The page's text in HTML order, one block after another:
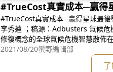
#TrueCost真實成本─贏得
#TrueCost真實成本─贏得星球最後戰爭！ 翻譯：劉妙慈、李秀
李秀蓮 ；稿源：Adbusters 氣候危機的解方 匯聚各式各樣綠色能源及生態
修復概念的全球氣候危機智慧散佈
塊希望拼圖，只要我們承諾踩著我
行，一個公平、公正、永續及安全的全球
2021/08/20蠻野編輯部